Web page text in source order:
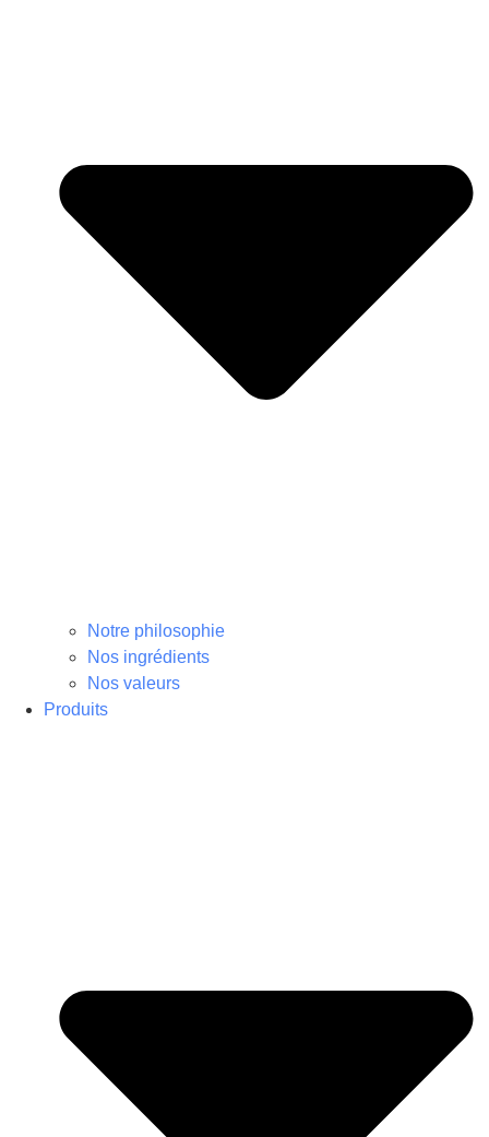
Notre philosophie
Nos ingrédients
Nos valeurs
Produits